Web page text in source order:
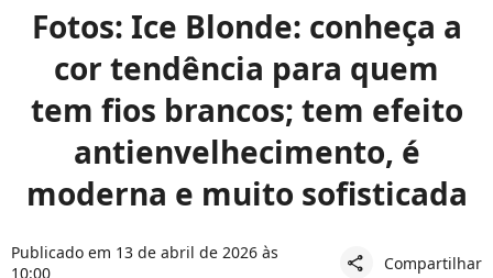
Fotos: Ice Blonde: conheça a
cor tendência para quem
tem fios brancos; tem efeito
antienvelhecimento, é
moderna e muito sofisticada
Publicado em 13 de abril de 2026 às
10:00
share Compartilhar